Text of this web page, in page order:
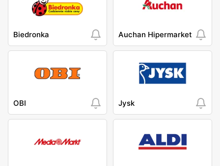
Biedronka Auchan Hipermarket
OBI Jysk